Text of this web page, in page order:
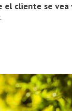
el cliente se